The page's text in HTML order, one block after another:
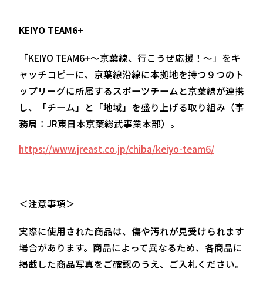
KEIYO TEAM6+
「KEIYO TEAM6+～京葉線、行こうぜ応援！～」をキ
ャッチコピーに、京葉線沿線に本拠地を持つ９つのト
ップリーグに所属するスポーツチームと京葉線が連携
し、「チーム」と「地域」を盛り上げる取り組み（事
務局：JR東日本京葉総武事業本部）。
https://www.jreast.co.jp/chiba/keiyo-team6/
＜注意事項＞
実際に使用された商品は、傷や汚れが見受けられます
場合があります。商品によって異なるため、各商品に
掲載した商品写真をご確認のうえ、ご入札ください。